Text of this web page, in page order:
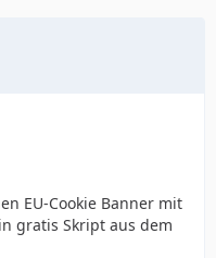
EU-Cookie Banner mit
gratis Skript aus dem